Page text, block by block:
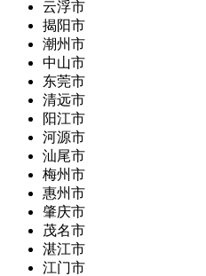
云浮市
揭阳市
潮州市
中山市
东莞市
清远市
阳江市
河源市
汕尾市
梅州市
惠州市
肇庆市
茂名市
湛江市
江门市